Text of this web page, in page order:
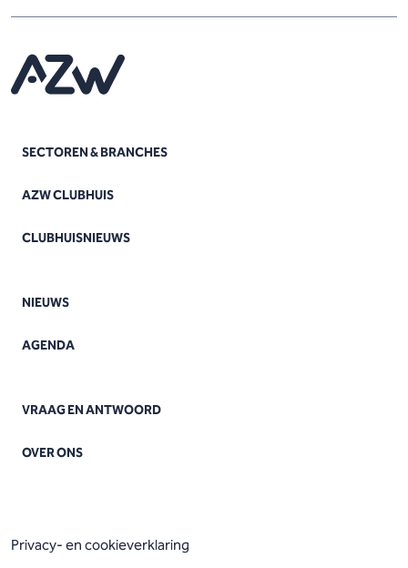
SECTOREN & BRANCHES
AZW CLUBHUIS
CLUBHUISNIEUWS
NIEUWS
AGENDA
VRAAG EN ANTWOORD
OVER ONS
Privacy- en cookieverklaring